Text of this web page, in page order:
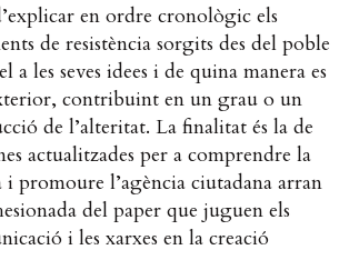
en ordre cronològic els
de resistència sorgits des del poble
a les seves idees i de quina manera es
contribuint en un grau o un
de l’alteritat. La finalitat és la de
actualitzades per a comprendre la
i promoure l’agència ciutadana arran
del paper que juguen els
i les xarxes en la creació